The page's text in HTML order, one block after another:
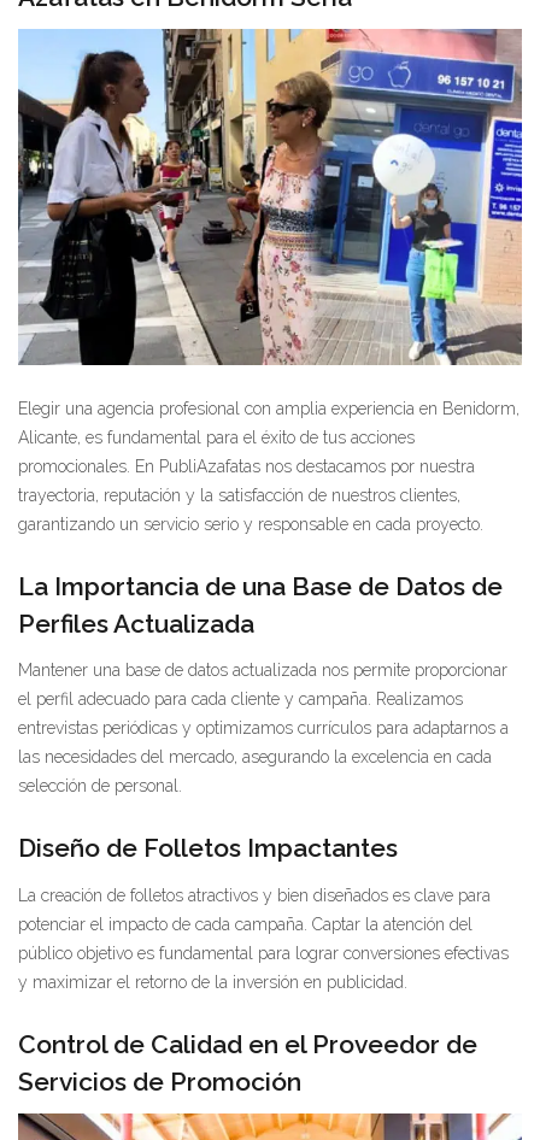
Elegir una agencia profesional con amplia experiencia en Benidorm,
Alicante, es fundamental para el éxito de tus acciones
promocionales. En PubliAzafatas nos destacamos por nuestra
trayectoria, reputación y la satisfacción de nuestros clientes,
garantizando un servicio serio y responsable en cada proyecto.
La Importancia de una Base de Datos de
Perfiles Actualizada
Mantener una base de datos actualizada nos permite proporcionar
el perfil adecuado para cada cliente y campaña. Realizamos
entrevistas periódicas y optimizamos currículos para adaptarnos a
las necesidades del mercado, asegurando la excelencia en cada
selección de personal.
Diseño de Folletos Impactantes
La creación de folletos atractivos y bien diseñados es clave para
potenciar el impacto de cada campaña. Captar la atención del
público objetivo es fundamental para lograr conversiones efectivas
y maximizar el retorno de la inversión en publicidad.
Control de Calidad en el Proveedor de
Servicios de Promoción